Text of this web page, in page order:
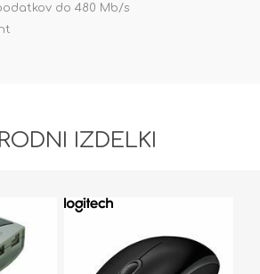
do 480 Mb/s
IZDELKI